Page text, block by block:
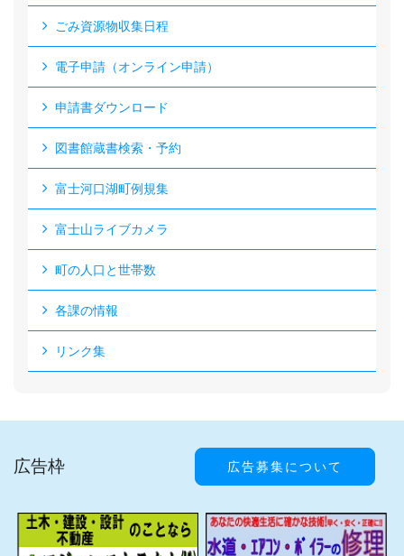
ごみ資源物収集日程
電子申請（オンライン申請）
申請書ダウンロード
図書館蔵書検索・予約
富士河口湖町例規集
富士山ライブカメラ
町の人口と世帯数
各課の情報
リンク集
広告枠 広告募集について